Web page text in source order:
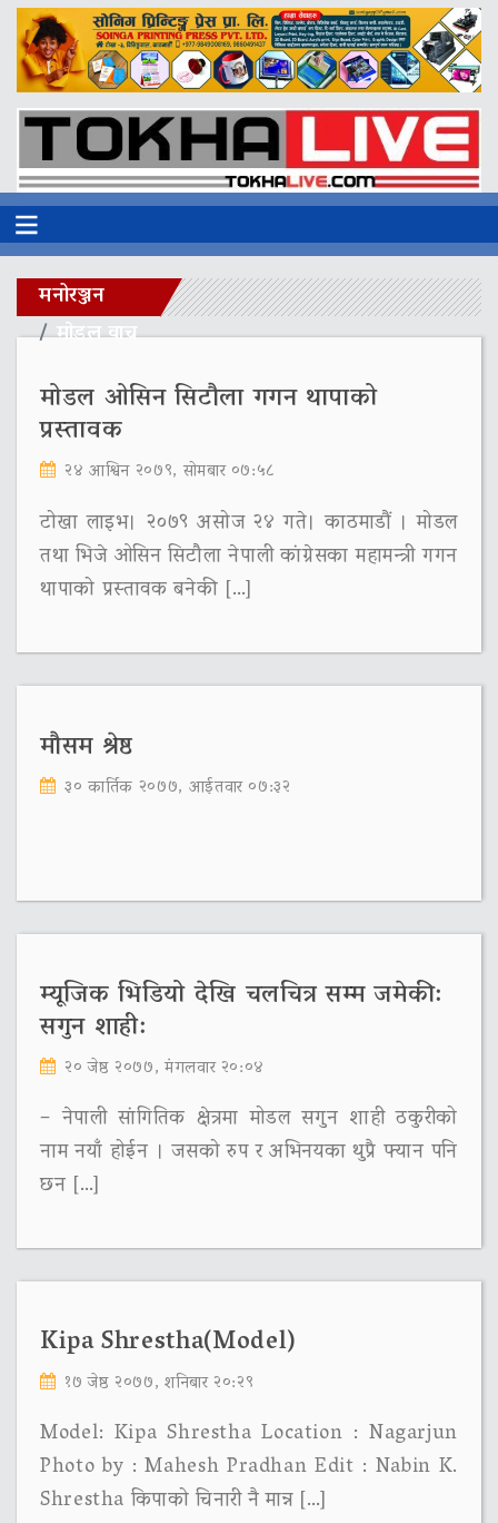
मनोरञ्जन
माेडल वाच
मोडल ओसिन सिटौला गगन थापाको
प्रस्तावक
२४ आश्विन २०७९, सोमबार ०७:५८
टोखा लाइभ। २०७९ असोज २४ गते। काठमाडौं । मोडल
तथा भिजे ओसिन सिटौला नेपाली कांग्रेसका महामन्त्री गगन
थापाको प्रस्तावक बनेकी […]
मौसम श्रेष्ठ
३० कार्तिक २०७७, आईतवार ०७:३२
म्यूजिक भिडियो देखि चलचित्र सम्म जमेकी:
सगुन शाही:
२० जेष्ठ २०७७, मंगलवार २०:०४
– नेपाली सांगितिक क्षेत्रमा मोडल सगुन शाही ठकुरीको
नाम नयाँ होईन । जसको रुप र अभिनयका थुप्रै फ्यान पनि
छन […]
Kipa Shrestha(Model)
१७ जेष्ठ २०७७, शनिबार २०:२९
Model: Kipa Shrestha Location : Nagarjun
Photo by : Mahesh Pradhan Edit : Nabin K.
Shrestha किपाको चिनारी नै मान्न […]